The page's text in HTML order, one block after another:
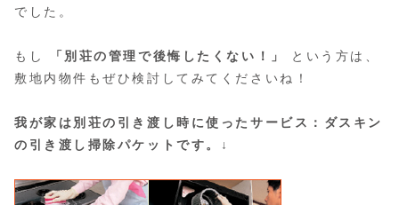
でした。
もし 「別荘の管理で後悔したくない！」
という方は、
敷地内物件もぜひ検討してみてくださいね！
我が家は別荘の引き渡し時に使ったサービス：ダスキン
の引き渡し掃除パケットです。↓